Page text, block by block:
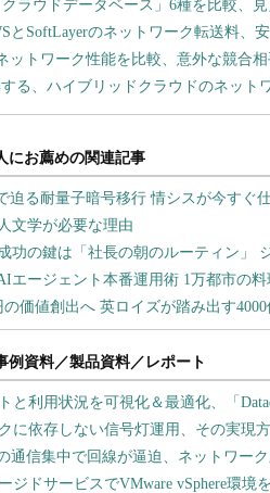
クラウドデータベース」6種を比較、
とSoftLayerのネットワーク転送料、
ットワーク性能を比較、意外な競合
る、ハイブリッドクラウドのネット
例資料／製品資料／レポート
と利用状況を可視化＆最適化、「
に依存しない信号灯運用、その実現
通信集中で回線が逼迫、ネットワー
ジドサービスでVMware vSphere環境